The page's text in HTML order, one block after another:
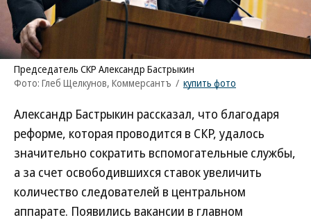
Председатель СКР Александр Бастрыкин
Фото: Глеб Щелкунов, Коммерсантъ / купить фото
Александр Бастрыкин рассказал, что благодаря
реформе, которая проводится в СКР, удалось
значительно сократить вспомогательные службы,
а за счет освободившихся ставок увеличить
количество следователей в центральном
аппарате. Появились вакансии в главном